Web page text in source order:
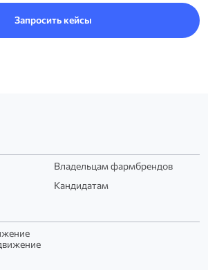
Запросить кейсы
Владельцам фармбрендов
Кандидатам